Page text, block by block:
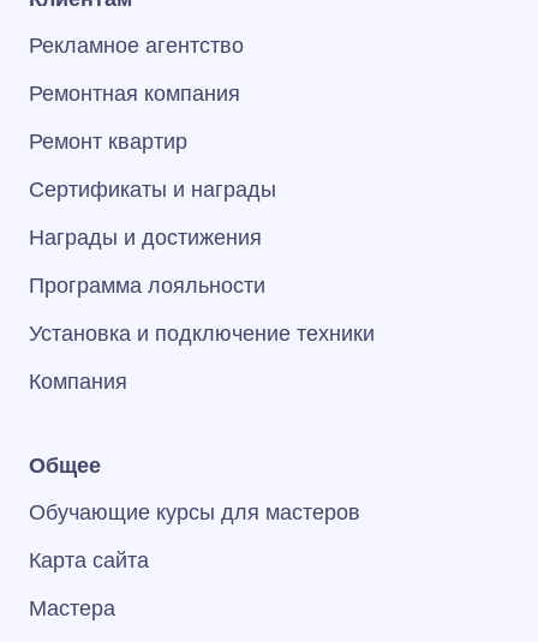
Рекламное агентство
Ремонтная компания
Ремонт квартир
Сертификаты и награды
Награды и достижения
Программа лояльности
Установка и подключение техники
Компания
Общее
Обучающие курсы для мастеров
Карта сайта
Мастера